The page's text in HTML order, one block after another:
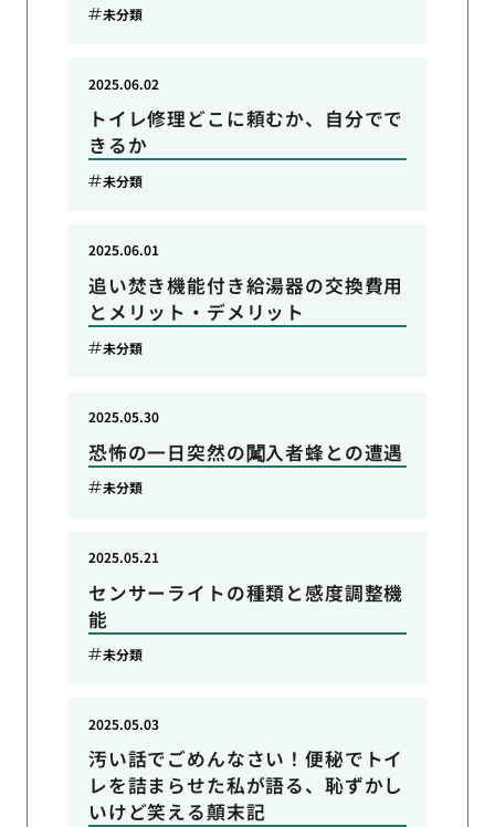
未分類
トイレ修理どこに頼むか、自分でで
きるか
2025.06.02
未分類
追い焚き機能付き給湯器の交換費用
とメリット・デメリット
2025.06.01
未分類
恐怖の一日突然の闖入者蜂との遭遇
2025.05.30
未分類
センサーライトの種類と感度調整機
能
2025.05.21
未分類
汚い話でごめんなさい！便秘でトイ
レを詰まらせた私が語る、恥ずかし
いけど笑える顛末記
2025.05.03